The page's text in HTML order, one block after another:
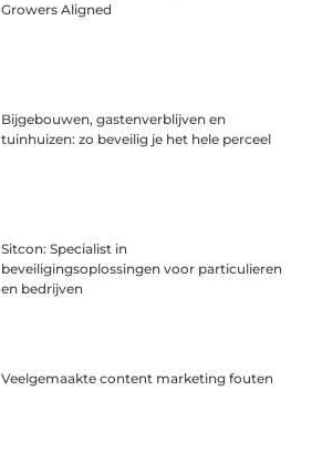
Growers Aligned
Bijgebouwen, gastenverblijven en
tuinhuizen: zo beveilig je het hele perceel
Sitcon: Specialist in
beveiligingsoplossingen voor particulieren
en bedrijven
Veelgemaakte content marketing fouten